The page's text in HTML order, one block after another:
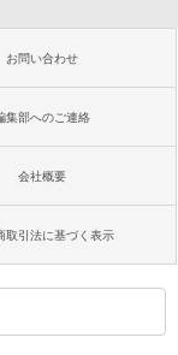
お問い合わせ
集部へのご連絡
会社概要
取引法に基づく表示